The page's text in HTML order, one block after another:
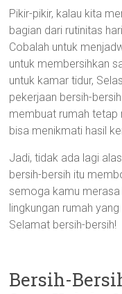
Pikir-pikir, kalau kita
bagian dari rutinitas
Cobalah untuk
untuk membersihkan
untuk kamar tidur,
pekerjaan bersih-
membuat rumah tetap
bisa menikmati hasil
Jadi, tidak ada lagi
bersih-bersih itu
semoga kamu
lingkungan rumah
Selamat bersih-bersih!
Bersih-